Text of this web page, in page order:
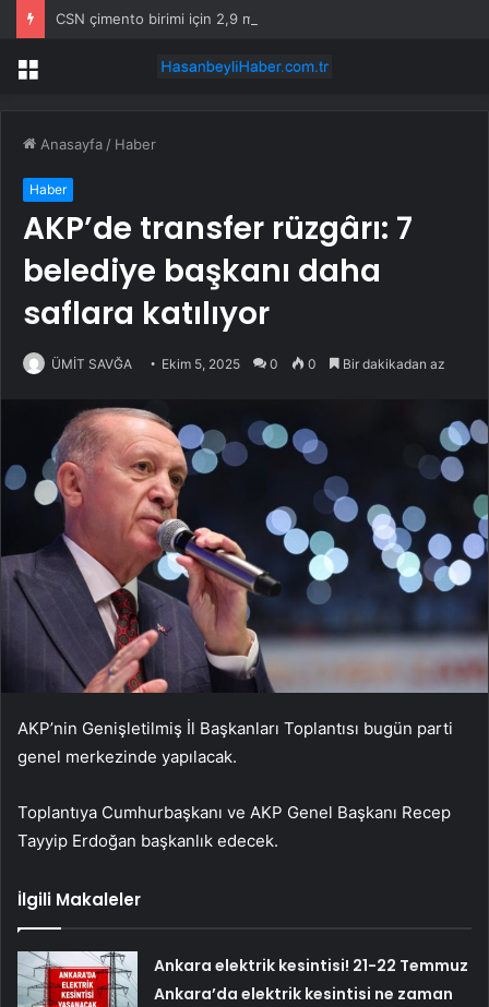
Menü
Anasayfa / Haber
Haber
AKP’de transfer rüzgârı: 7
belediye başkanı daha
saflara katılıyor
ÜMİT SAVĞA Ekim 5, 2025 0 0 Bir dakikadan az
AKP’nin Genişletilmiş İl Başkanları Toplantısı bugün parti
genel merkezinde yapılacak.
Toplantıya Cumhurbaşkanı ve AKP Genel Başkanı Recep
Tayyip Erdoğan başkanlık edecek.
İlgili Makaleler
Ankara elektrik kesintisi! 21-22 Temmuz
Ankara’da elektrik kesintisi ne zaman